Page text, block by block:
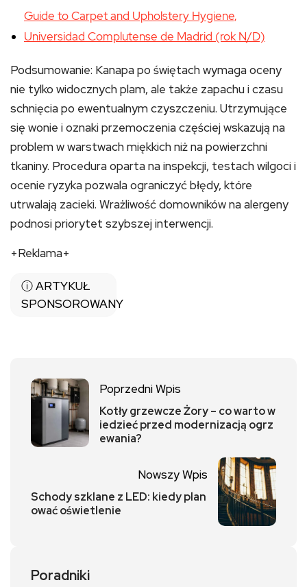
Guide to Carpet and Upholstery Hygiene,
Universidad Complutense de Madrid (rok N/D)
Podsumowanie: Kanapa po świętach wymaga oceny
nie tylko widocznych plam, ale także zapachu i czasu
schnięcia po ewentualnym czyszczeniu. Utrzymujące
się wonie i oznaki przemoczenia częściej wskazują na
problem w warstwach miękkich niż na powierzchni
tkaniny. Procedura oparta na inspekcji, testach wilgoci i
ocenie ryzyka pozwala ograniczyć błędy, które
utrwalają zacieki. Wrażliwość domowników na alergeny
podnosi priorytet szybszej interwencji.
+Reklama+
ⓘ ARTYKUŁ
SPONSOROWANY
Poprzedni Wpis
Kotły grzewcze Żory – co warto w
iedzieć przed modernizacją ogrz
ewania?
Nowszy Wpis
Schody szklane z LED: kiedy plan
ować oświetlenie
Poradniki